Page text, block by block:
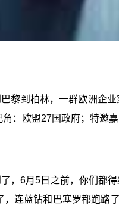
黎到柏林，一群欧洲企
：欧盟27国政府；特邀
，6月5日之前，你们都
连蓝钻和巴塞罗都跑路